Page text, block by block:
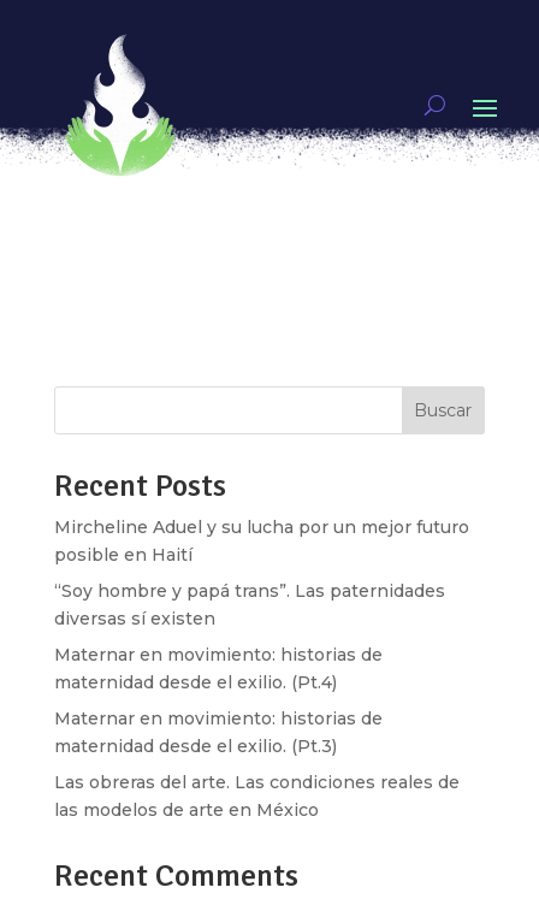
Tejedoras de Tecnología
porAnaiz Zamora #Technolovers
[vc_row type=»in_container»
full_screen_row_position=»middle»
Buscar
Recent Posts
Mircheline Aduel y su lucha por un mejor futuro
posible en Haití
“Soy hombre y papá trans”. Las paternidades
diversas sí existen
Maternar en movimiento: historias de
maternidad desde el exilio. (Pt.4)
Maternar en movimiento: historias de
maternidad desde el exilio. (Pt.3)
Las obreras del arte. Las condiciones reales de
las modelos de arte en México
Recent Comments